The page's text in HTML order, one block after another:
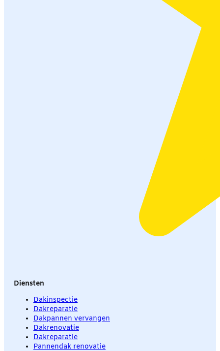
Diensten
Dakinspectie
Dakreparatie
Dakpannen vervangen
Dakrenovatie
Dakreparatie
Pannendak renovatie